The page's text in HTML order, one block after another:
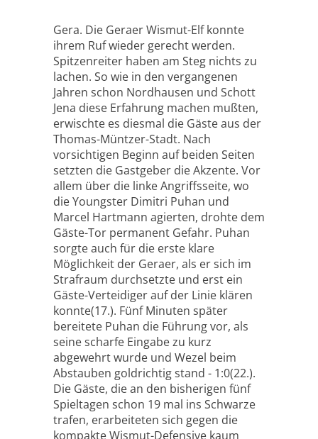
Gera. Die Geraer Wismut-Elf konnte
ihrem Ruf wieder gerecht werden.
Spitzenreiter haben am Steg nichts zu
lachen. So wie in den vergangenen
Jahren schon Nordhausen und Schott
Jena diese Erfahrung machen mußten,
erwischte es diesmal die Gäste aus der
Thomas-Müntzer-Stadt. Nach
vorsichtigen Beginn auf beiden Seiten
setzten die Gastgeber die Akzente. Vor
allem über die linke Angriffsseite, wo
die Youngster Dimitri Puhan und
Marcel Hartmann agierten, drohte dem
Gäste-Tor permanent Gefahr. Puhan
sorgte auch für die erste klare
Möglichkeit der Geraer, als er sich im
Strafraum durchsetzte und erst ein
Gäste-Verteidiger auf der Linie klären
konnte(17.). Fünf Minuten später
bereitete Puhan die Führung vor, als
seine scharfe Eingabe zu kurz
abgewehrt wurde und Wezel beim
Abstauben goldrichtig stand - 1:0(22.).
Die Gäste, die an den bisherigen fünf
Spieltagen schon 19 mal ins Schwarze
trafen, erarbeiteten sich gegen die
kompakte Wismut-Defensive kaum